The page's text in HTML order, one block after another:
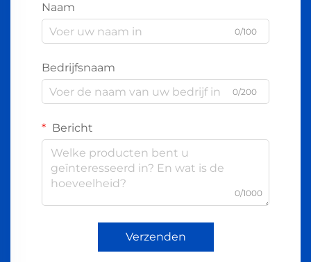
Naam
0/100
Bedrijfsnaam
0/200
Bericht
0/1000
Verzenden